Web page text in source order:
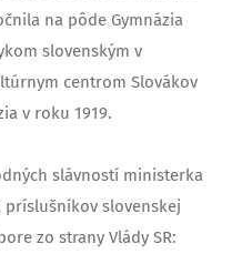
na pôde Gymnázia
slovenským v
centrom Slovákov
v roku 1919.
slávností ministerka
slovenskej
zo strany Vlády SR: